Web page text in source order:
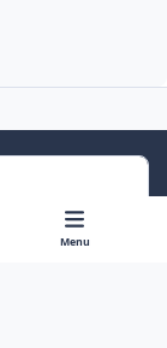
Menu